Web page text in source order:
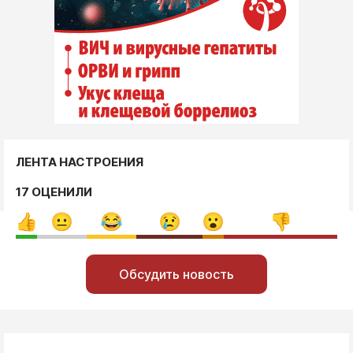
ЛЕНТА НАСТРОЕНИЯ
17 ОЦЕНИЛИ
Обсудить новость